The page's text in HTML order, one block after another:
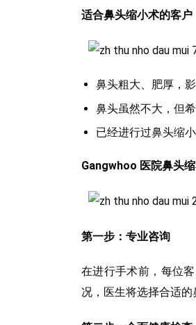
适合鼻头缩小术的客户
鼻头粗大、肥厚，
鼻头虽然不大，但
已经进行过鼻头缩
Gangwhoo 医院鼻头
第一步：专业咨询
在进行手术前，每位
况，医生将选择合适的